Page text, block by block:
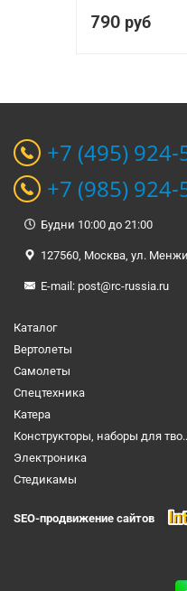
790 руб
+7 (495) 924-
+7 (985) 924-
Будни 10:00 до 21:00
127560, Москва, ул.
E-mail: post@rc-russia.ru
Каталог
Вертолеты
Самолеты
Спецтехника
Катера
Конструкторы,
Электроника
Cтедикамы
SEO-продвижение сайтов